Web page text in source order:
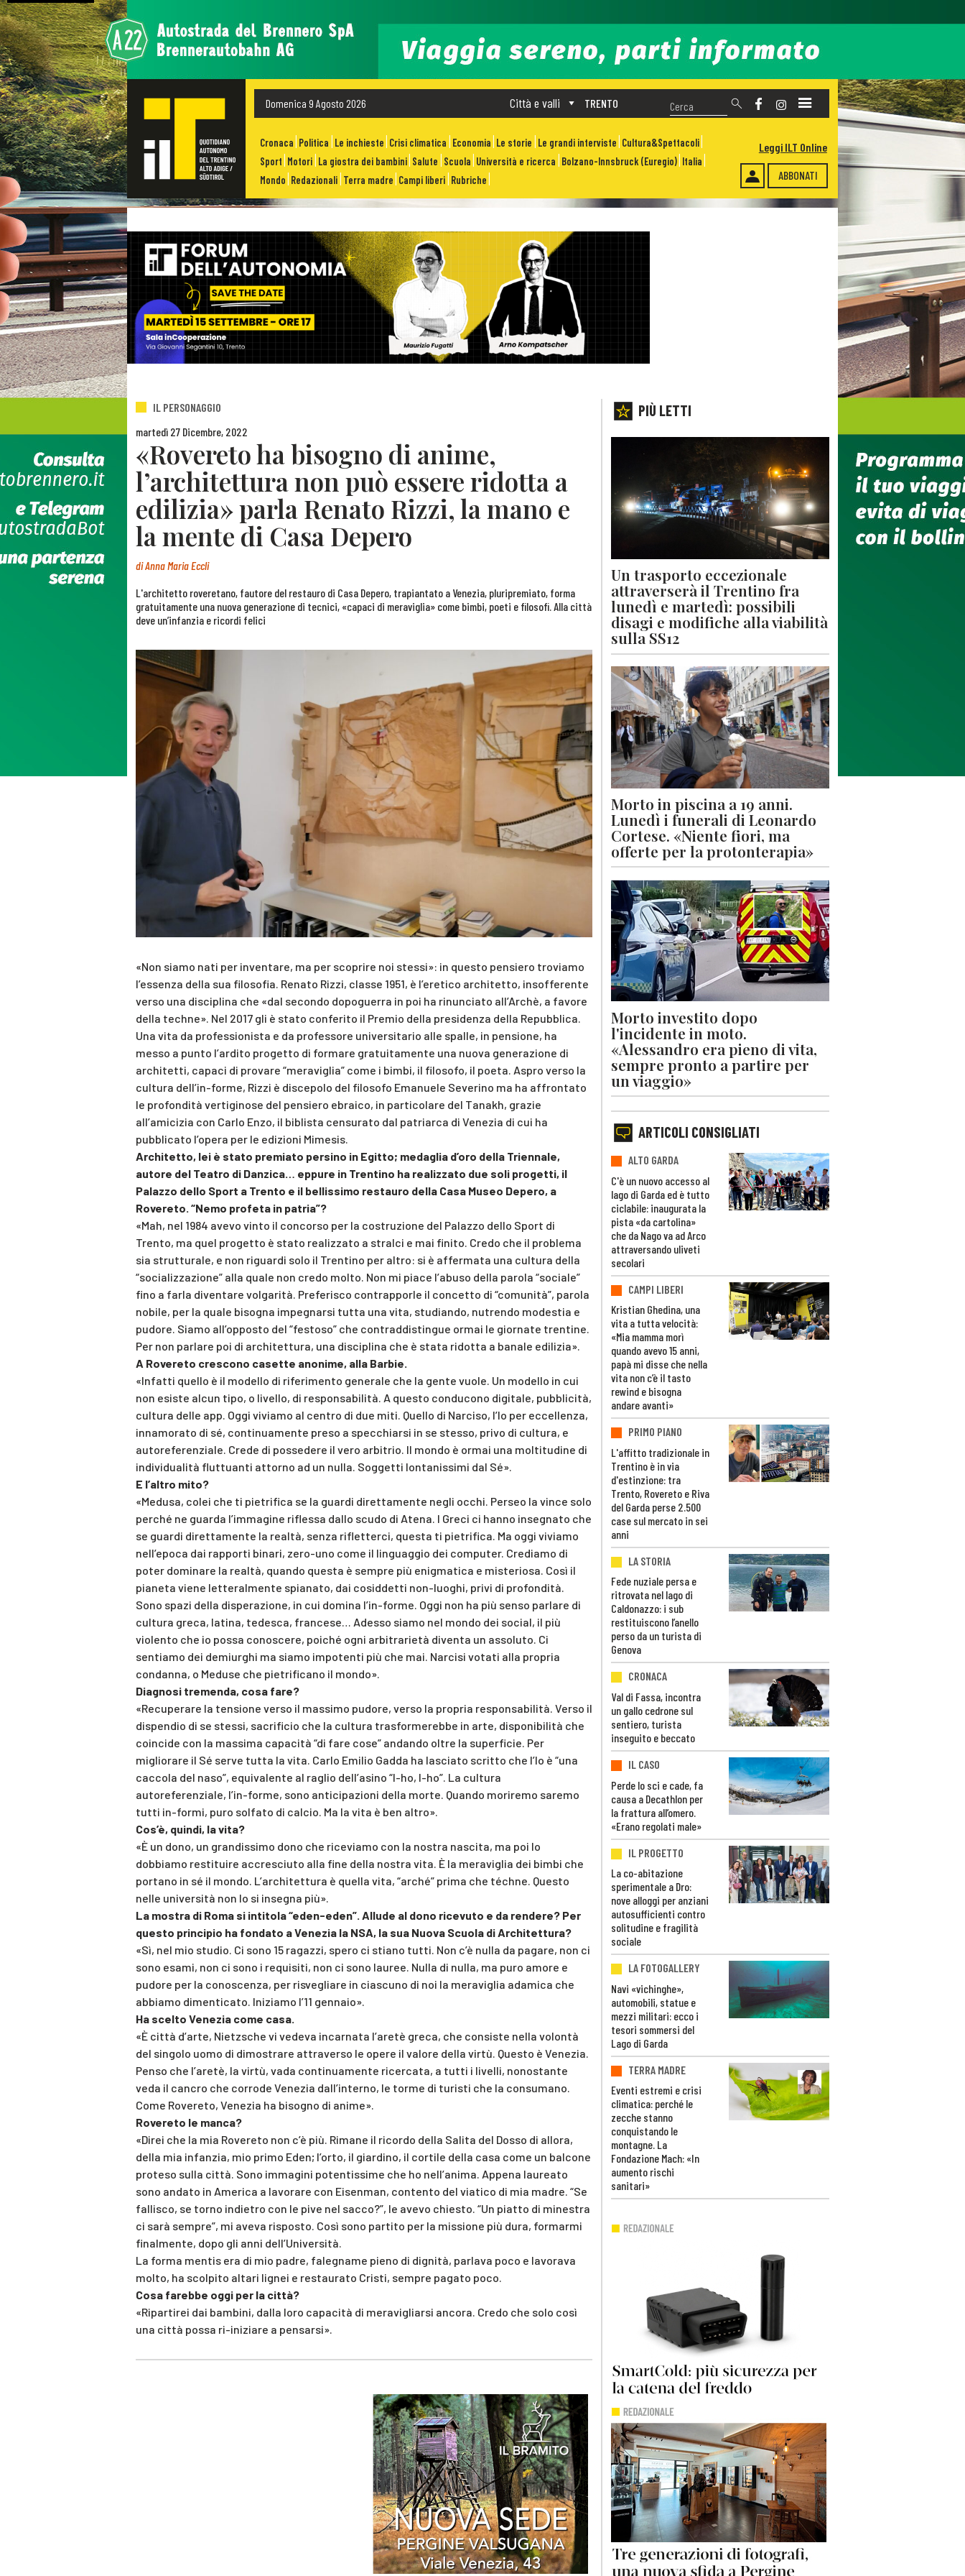
Domenica 9 Agosto 2026 TRENTO
Città e valli
Cronaca Politica Le inchieste Crisi climatica Economia Le storie Le grandi interviste Cultura&Spettacoli
Sport Motori La giostra dei bambini Salute Scuola Università e ricerca Bolzano-Innsbruck (Euregio) Italia
Mondo Redazionali Terra madre Campi liberi Rubriche ABBONATI
Leggi ILT Online
IL PERSONAGGIO
martedì 27 Dicembre, 2022
«Rovereto ha bisogno di anime,
l’architettura non può essere ridotta a
edilizia» parla Renato Rizzi, la mano e
la mente di Casa Depero
diAnna Maria Eccli
L'architetto roveretano, fautore del restauro di Casa Depero, trapiantato a Venezia, pluripremiato, forma
gratuitamente una nuova generazione di tecnici, «capaci di meraviglia» come bimbi, poeti e filosofi. Alla città
deve un’infanzia e ricordi felici
«Non siamo nati per inventare, ma per scoprire noi stessi»: in questo pensiero troviamo
l’essenza della sua filosofia. Renato Rizzi, classe 1951, è l’eretico architetto, insofferente
verso una disciplina che «dal secondo dopoguerra in poi ha rinunciato all’Archè, a favore
della techne». Nel 2017 gli è stato conferito il Premio della presidenza della Repubblica.
Una vita da professionista e da professore universitario alle spalle, in pensione, ha
messo a punto l’ardito progetto di formare gratuitamente una nuova generazione di
architetti, capaci di provare “meraviglia” come i bimbi, il filosofo, il poeta. Aspro verso la
cultura dell’in-forme, Rizzi è discepolo del filosofo Emanuele Severino ma ha affrontato
le profondità vertiginose del pensiero ebraico, in particolare del Tanakh, grazie
all’amicizia con Carlo Enzo, il biblista censurato dal patriarca di Venezia di cui ha
pubblicato l’opera per le edizioni Mimesis.
Architetto, lei è stato premiato persino in Egitto; medaglia d’oro della Triennale,
autore del Teatro di Danzica… eppure in Trentino ha realizzato due soli progetti, il
Palazzo dello Sport a Trento e il bellissimo restauro della Casa Museo Depero, a
Rovereto. “Nemo profeta in patria”?
«Mah, nel 1984 avevo vinto il concorso per la costruzione del Palazzo dello Sport di
Trento, ma quel progetto è stato realizzato a stralci e mai finito. Credo che il problema
sia strutturale, e non riguardi solo il Trentino per altro: si è affermata una cultura della
“socializzazione” alla quale non credo molto. Non mi piace l’abuso della parola “sociale”
fino a farla diventare volgarità. Preferisco contrapporle il concetto di “comunità”, parola
nobile, per la quale bisogna impegnarsi tutta una vita, studiando, nutrendo modestia e
pudore. Siamo all’opposto del “festoso” che contraddistingue ormai le giornate trentine.
Per non parlare poi di architettura, una disciplina che è stata ridotta a banale edilizia».
A Rovereto crescono casette anonime, alla Barbie.
«Infatti quello è il modello di riferimento generale che la gente vuole. Un modello in cui
non esiste alcun tipo, o livello, di responsabilità. A questo conducono digitale, pubblicità,
cultura delle app. Oggi viviamo al centro di due miti. Quello di Narciso, l’Io per eccellenza,
innamorato di sé, continuamente preso a specchiarsi in se stesso, privo di cultura, e
autoreferenziale. Crede di possedere il vero arbitrio. Il mondo è ormai una moltitudine di
individualità fluttuanti attorno ad un nulla. Soggetti lontanissimi dal Sé».
E l’altro mito?
«Medusa, colei che ti pietrifica se la guardi direttamente negli occhi. Perseo la vince solo
perché ne guarda l’immagine riflessa dallo scudo di Atena. I Greci ci hanno insegnato che
se guardi direttamente la realtà, senza rifletterci, questa ti pietrifica. Ma oggi viviamo
nell’epoca dai rapporti binari, zero-uno come il linguaggio dei computer. Crediamo di
poter dominare la realtà, quando questa è sempre più enigmatica e misteriosa. Così il
pianeta viene letteralmente spianato, dai cosiddetti non-luoghi, privi di profondità.
Sono spazi della disperazione, in cui domina l’in-forme. Oggi non ha più senso parlare di
cultura greca, latina, tedesca, francese… Adesso siamo nel mondo dei social, il più
violento che io possa conoscere, poiché ogni arbitrarietà diventa un assoluto. Ci
sentiamo dei demiurghi ma siamo impotenti più che mai. Narcisi votati alla propria
condanna, o Meduse che pietrificano il mondo».
Diagnosi tremenda, cosa fare?
«Recuperare la tensione verso il massimo pudore, verso la propria responsabilità. Verso il
dispendio di se stessi, sacrificio che la cultura trasformerebbe in arte, disponibilità che
coincide con la massima capacità “di fare cose” andando oltre la superficie. Per
migliorare il Sé serve tutta la vita. Carlo Emilio Gadda ha lasciato scritto che l’Io è “una
caccola del naso”, equivalente al raglio dell’asino “I-ho, I-ho”. La cultura
autoreferenziale, l’in-forme, sono anticipazioni della morte. Quando moriremo saremo
tutti in-formi, puro solfato di calcio. Ma la vita è ben altro».
Cos’è, quindi, la vita?
«È un dono, un grandissimo dono che riceviamo con la nostra nascita, ma poi lo
dobbiamo restituire accresciuto alla fine della nostra vita. È la meraviglia dei bimbi che
portano in sé il mondo. L’architettura è quella vita, “arché” prima che téchne. Questo
nelle università non lo si insegna più».
La mostra di Roma si intitola “eden-eden”. Allude al dono ricevuto e da rendere? Per
questo principio ha fondato a Venezia la NSA, la sua Nuova Scuola di Architettura?
«Sì, nel mio studio. Ci sono 15 ragazzi, spero ci stiano tutti. Non c’è nulla da pagare, non ci
sono esami, non ci sono i requisiti, non ci sono lauree. Nulla di nulla, ma puro amore e
pudore per la conoscenza, per risvegliare in ciascuno di noi la meraviglia adamica che
abbiamo dimenticato. Iniziamo l’11 gennaio».
Ha scelto Venezia come casa.
«È città d’arte, Nietzsche vi vedeva incarnata l’aretè greca, che consiste nella volontà
del singolo uomo di dimostrare attraverso le opere il valore della virtù. Questo è Venezia.
Penso che l’aretè, la virtù, vada continuamente ricercata, a tutti i livelli, nonostante
veda il cancro che corrode Venezia dall’interno, le torme di turisti che la consumano.
Come Rovereto, Venezia ha bisogno di anime».
Rovereto le manca?
«Direi che la mia Rovereto non c’è più. Rimane il ricordo della Salita del Dosso di allora,
della mia infanzia, mio primo Eden; l’orto, il giardino, il cortile della casa come un balcone
proteso sulla città. Sono immagini potentissime che ho nell’anima. Appena laureato
sono andato in America a lavorare con Eisenman, contento del viatico di mia madre. “Se
fallisco, se torno indietro con le pive nel sacco?”, le avevo chiesto. “Un piatto di minestra
ci sarà sempre”, mi aveva risposto. Così sono partito per la missione più dura, formarmi
finalmente, dopo gli anni dell’Università.
La forma mentis era di mio padre, falegname pieno di dignità, parlava poco e lavorava
molto, ha scolpito altari lignei e restaurato Cristi, sempre pagato poco.
Cosa farebbe oggi per la città?
«Ripartirei dai bambini, dalla loro capacità di meravigliarsi ancora. Credo che solo così
una città possa ri-iniziare a pensarsi».
PIÙ LETTI
Un trasporto eccezionale
attraverserà il Trentino fra
lunedì e martedì: possibili
disagi e modifiche alla viabilità
sulla SS12
Morto in piscina a 19 anni.
Lunedì i funerali di Leonardo
Cortese. «Niente fiori, ma
offerte per la protonterapia»
Morto investito dopo
l'incidente in moto.
«Alessandro era pieno di vita,
sempre pronto a partire per
un viaggio»
ARTICOLI CONSIGLIATI
ALTO GARDA
C'è un nuovo accesso al
lago di Garda ed è tutto
ciclabile: inaugurata la
pista «da cartolina»
che da Nago va ad Arco
attraversando uliveti
secolari
CAMPI LIBERI
Kristian Ghedina, una
vita a tutta velocità:
«Mia mamma morì
quando avevo 15 anni,
papà mi disse che nella
vita non c’è il tasto
rewind e bisogna
andare avanti»
PRIMO PIANO
L'affitto tradizionale in
Trentino è in via
d'estinzione: tra
Trento, Rovereto e Riva
del Garda perse 2.500
case sul mercato in sei
anni
LA STORIA
Fede nuziale persa e
ritrovata nel lago di
Caldonazzo: i sub
restituiscono l’anello
perso da un turista di
Genova
CRONACA
Val di Fassa, incontra
un gallo cedrone sul
sentiero, turista
inseguito e beccato
IL CASO
Perde lo sci e cade, fa
causa a Decathlon per
la frattura all’omero.
«Erano regolati male»
IL PROGETTO
La co-abitazione
sperimentale a Dro:
nove alloggi per anziani
autosufficienti contro
solitudine e fragilità
sociale
LA FOTOGALLERY
Navi «vichinghe»,
automobili, statue e
mezzi militari: ecco i
tesori sommersi del
Lago di Garda
TERRA MADRE
Eventi estremi e crisi
climatica: perché le
zecche stanno
conquistando le
montagne. La
Fondazione Mach: «In
aumento rischi
sanitari»